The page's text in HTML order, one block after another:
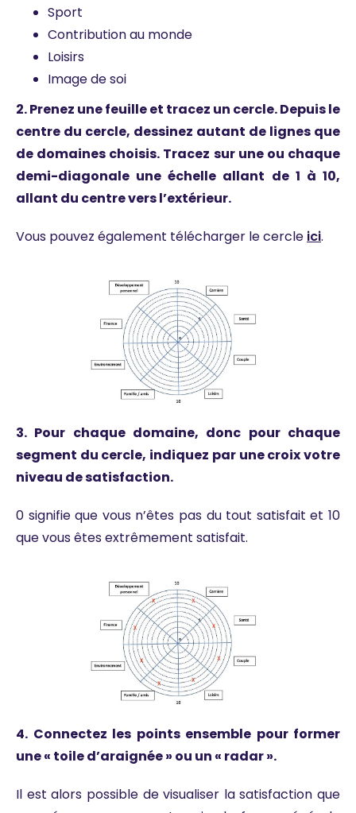
Sport
Contribution au monde
Loisirs
Image de soi
2. Prenez une feuille et tracez un cercle. Depuis le
centre du cercle, dessinez autant de lignes que
de domaines choisis. Tracez sur une ou chaque
demi-diagonale une échelle allant de 1 à 10,
allant du centre vers l’extérieur.
Vous pouvez également télécharger le cercle ici.
3. Pour chaque domaine, donc pour chaque
segment du cercle, indiquez par une croix votre
niveau de satisfaction.
0 signifie que vous n’êtes pas du tout satisfait et 10
que vous êtes extrêmement satisfait.
4. Connectez les points ensemble pour former
une « toile d’araignée » ou un « radar ».
Il est alors possible de visualiser la satisfaction que